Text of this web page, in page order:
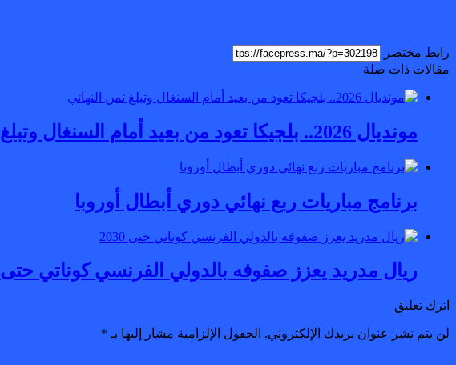
رابط مختصر
مقالات ذات صلة
مونديال 2026.. بلجيكا تعود من بعيد أمام السنغال وتبلغ ثمن النهائي
برنامج مباريات ربع نهائي دوري أبطال أوروبا
ريال مدريد يعزز صفوفه بالدولي الفرنسي كوناتي حتى 2030
اترك تعليق
لن يتم نشر عنوان بريدك الإلكتروني. الحقول الإلزامية مشار إليها بـ *